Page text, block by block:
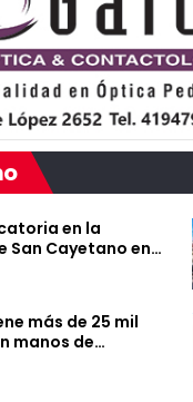
en la
San Cayetano en…
más de 25 mil
manos de…